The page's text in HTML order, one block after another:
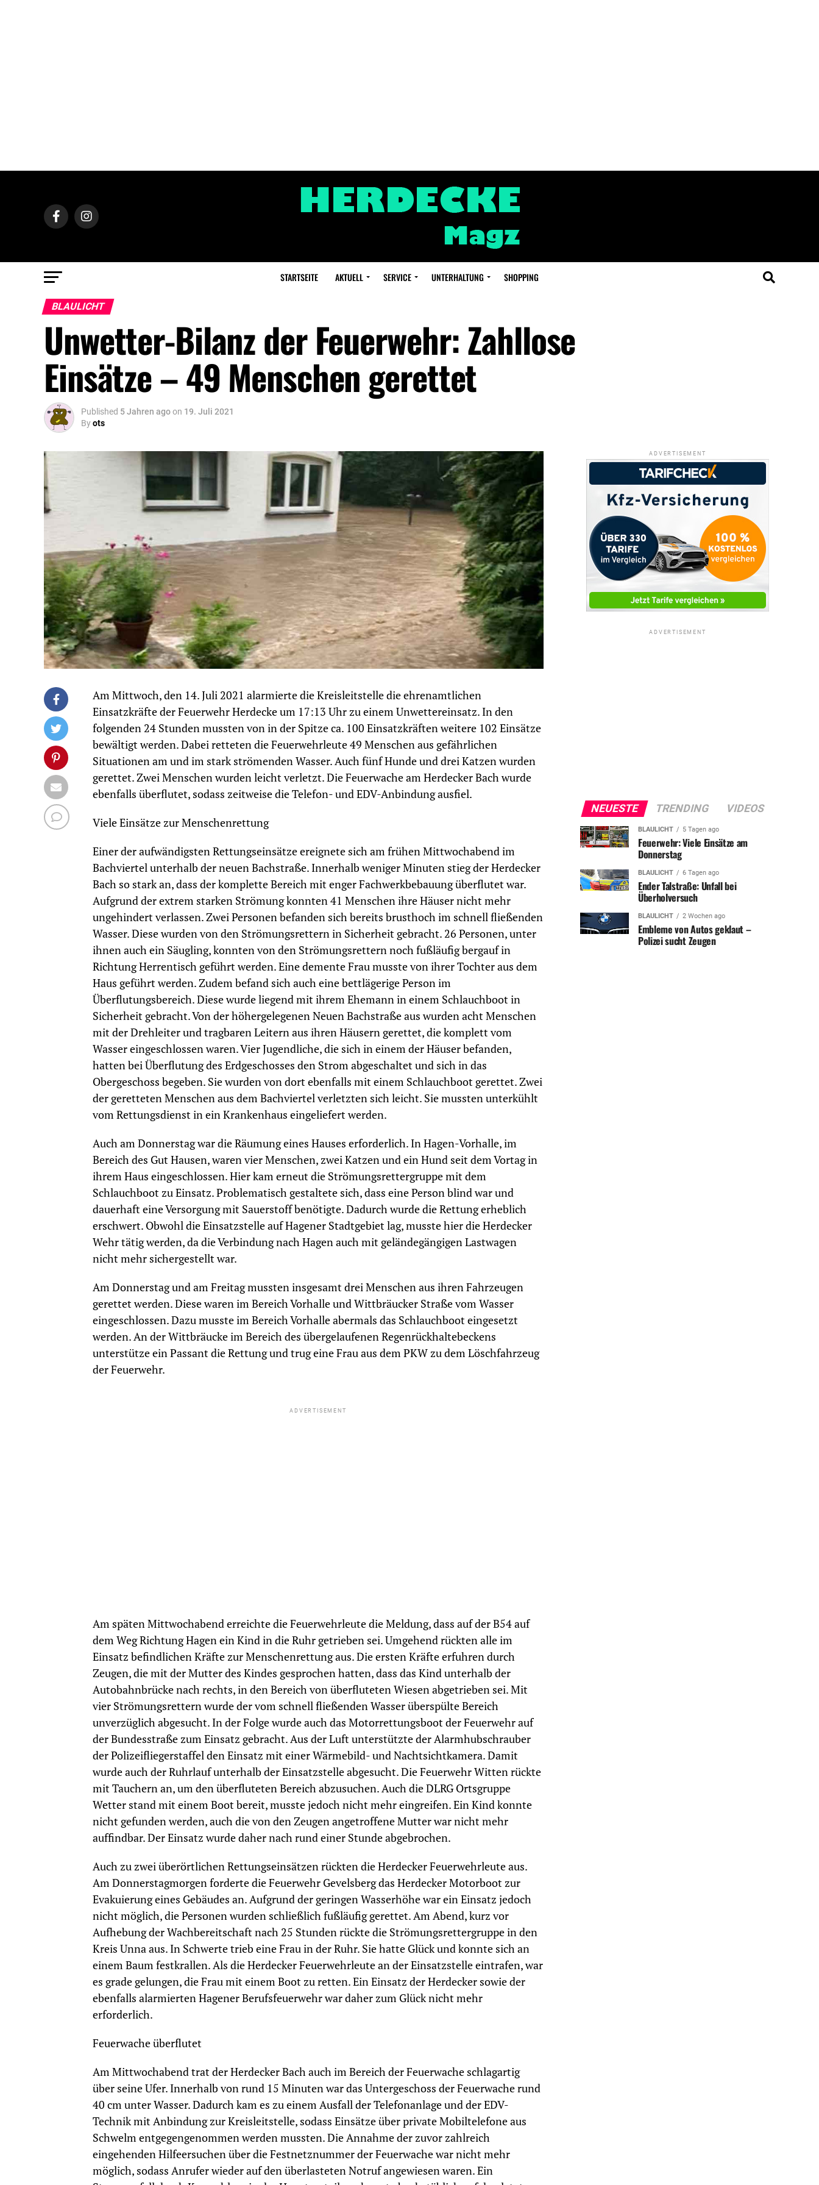
STARTSEITE AKTUELL SERVICE UNTERHALTUNG SHOPPING
BLAULICHT
Unwetter-Bilanz der Feuerwehr: Zahllose
Einsätze – 49 Menschen gerettet
Published 5 Jahren agoon 19. Juli 2021
Byots
Am Mittwoch, den 14. Juli 2021 alarmierte die Kreisleitstelle die ehrenamtlichen
Einsatzkräfte der Feuerwehr Herdecke um 17:13 Uhr zu einem Unwettereinsatz. In den
folgenden 24 Stunden mussten von in der Spitze ca. 100 Einsatzkräften weitere 102 Einsätze
bewältigt werden. Dabei retteten die Feuerwehrleute 49 Menschen aus gefährlichen
Situationen am und im stark strömenden Wasser. Auch fünf Hunde und drei Katzen wurden
gerettet. Zwei Menschen wurden leicht verletzt. Die Feuerwache am Herdecker Bach wurde
ebenfalls überflutet, sodass zeitweise die Telefon- und EDV-Anbindung ausfiel.
Viele Einsätze zur Menschenrettung
Einer der aufwändigsten Rettungseinsätze ereignete sich am frühen Mittwochabend im
Bachviertel unterhalb der neuen Bachstraße. Innerhalb weniger Minuten stieg der Herdecker
Bach so stark an, dass der komplette Bereich mit enger Fachwerkbebauung überflutet war.
Aufgrund der extrem starken Strömung konnten 41 Menschen ihre Häuser nicht mehr
ungehindert verlassen. Zwei Personen befanden sich bereits brusthoch im schnell fließenden
Wasser. Diese wurden von den Strömungsrettern in Sicherheit gebracht. 26 Personen, unter
ihnen auch ein Säugling, konnten von den Strömungsrettern noch fußläufig bergauf in
Richtung Herrentisch geführt werden. Eine demente Frau musste von ihrer Tochter aus dem
Haus geführt werden. Zudem befand sich auch eine bettlägerige Person im
Überflutungsbereich. Diese wurde liegend mit ihrem Ehemann in einem Schlauchboot in
Sicherheit gebracht. Von der höhergelegenen Neuen Bachstraße aus wurden acht Menschen
mit der Drehleiter und tragbaren Leitern aus ihren Häusern gerettet, die komplett vom
Wasser eingeschlossen waren. Vier Jugendliche, die sich in einem der Häuser befanden,
hatten bei Überflutung des Erdgeschosses den Strom abgeschaltet und sich in das
Obergeschoss begeben. Sie wurden von dort ebenfalls mit einem Schlauchboot gerettet. Zwei
der geretteten Menschen aus dem Bachviertel verletzten sich leicht. Sie mussten unterkühlt
vom Rettungsdienst in ein Krankenhaus eingeliefert werden.
Auch am Donnerstag war die Räumung eines Hauses erforderlich. In Hagen-Vorhalle, im
Bereich des Gut Hausen, waren vier Menschen, zwei Katzen und ein Hund seit dem Vortag in
ihrem Haus eingeschlossen. Hier kam erneut die Strömungsrettergruppe mit dem
Schlauchboot zu Einsatz. Problematisch gestaltete sich, dass eine Person blind war und
dauerhaft eine Versorgung mit Sauerstoff benötigte. Dadurch wurde die Rettung erheblich
erschwert. Obwohl die Einsatzstelle auf Hagener Stadtgebiet lag, musste hier die Herdecker
Wehr tätig werden, da die Verbindung nach Hagen auch mit geländegängigen Lastwagen
nicht mehr sichergestellt war.
Am Donnerstag und am Freitag mussten insgesamt drei Menschen aus ihren Fahrzeugen
gerettet werden. Diese waren im Bereich Vorhalle und Wittbräucker Straße vom Wasser
eingeschlossen. Dazu musste im Bereich Vorhalle abermals das Schlauchboot eingesetzt
werden. An der Wittbräucke im Bereich des übergelaufenen Regenrückhaltebeckens
unterstütze ein Passant die Rettung und trug eine Frau aus dem PKW zu dem Löschfahrzeug
der Feuerwehr.
ADVERTISEMENT
Am späten Mittwochabend erreichte die Feuerwehrleute die Meldung, dass auf der B54 auf
dem Weg Richtung Hagen ein Kind in die Ruhr getrieben sei. Umgehend rückten alle im
Einsatz befindlichen Kräfte zur Menschenrettung aus. Die ersten Kräfte erfuhren durch
Zeugen, die mit der Mutter des Kindes gesprochen hatten, dass das Kind unterhalb der
Autobahnbrücke nach rechts, in den Bereich von überfluteten Wiesen abgetrieben sei. Mit
vier Strömungsrettern wurde der vom schnell fließenden Wasser überspülte Bereich
unverzüglich abgesucht. In der Folge wurde auch das Motorrettungsboot der Feuerwehr auf
der Bundesstraße zum Einsatz gebracht. Aus der Luft unterstützte der Alarmhubschrauber
der Polizeifliegerstaffel den Einsatz mit einer Wärmebild- und Nachtsichtkamera. Damit
wurde auch der Ruhrlauf unterhalb der Einsatzstelle abgesucht. Die Feuerwehr Witten rückte
mit Tauchern an, um den überfluteten Bereich abzusuchen. Auch die DLRG Ortsgruppe
Wetter stand mit einem Boot bereit, musste jedoch nicht mehr eingreifen. Ein Kind konnte
nicht gefunden werden, auch die von den Zeugen angetroffene Mutter war nicht mehr
auffindbar. Der Einsatz wurde daher nach rund einer Stunde abgebrochen.
Auch zu zwei überörtlichen Rettungseinsätzen rückten die Herdecker Feuerwehrleute aus.
Am Donnerstagmorgen forderte die Feuerwehr Gevelsberg das Herdecker Motorboot zur
Evakuierung eines Gebäudes an. Aufgrund der geringen Wasserhöhe war ein Einsatz jedoch
nicht möglich, die Personen wurden schließlich fußläufig gerettet. Am Abend, kurz vor
Aufhebung der Wachbereitschaft nach 25 Stunden rückte die Strömungsrettergruppe in den
Kreis Unna aus. In Schwerte trieb eine Frau in der Ruhr. Sie hatte Glück und konnte sich an
einem Baum festkrallen. Als die Herdecker Feuerwehrleute an der Einsatzstelle eintrafen, war
es grade gelungen, die Frau mit einem Boot zu retten. Ein Einsatz der Herdecker sowie der
ebenfalls alarmierten Hagener Berufsfeuerwehr war daher zum Glück nicht mehr
erforderlich.
Feuerwache überflutet
Am Mittwochabend trat der Herdecker Bach auch im Bereich der Feuerwache schlagartig
über seine Ufer. Innerhalb von rund 15 Minuten war das Untergeschoss der Feuerwache rund
40 cm unter Wasser. Dadurch kam es zu einem Ausfall der Telefonanlage und der EDV-
Technik mit Anbindung zur Kreisleitstelle, sodass Einsätze über private Mobiltelefone aus
Schwelm entgegengenommen werden mussten. Die Annahme der zuvor zahlreich
eingehenden Hilfeersuchen über die Festnetznummer der Feuerwache war nicht mehr
möglich, sodass Anrufer wieder auf den überlasteten Notruf angewiesen waren. Ein
ADVERTISEMENT
ADVERTISEMENT
NEUESTE TRENDING VIDEOS
BLAULICHT 5 Tagen ago
Feuerwehr: Viele Einsätze am
Donnerstag
BLAULICHT 6 Tagen ago
Ender Talstraße: Unfall bei
Überholversuch
BLAULICHT 2 Wochen ago
Embleme von Autos geklaut –
Polizei sucht Zeugen